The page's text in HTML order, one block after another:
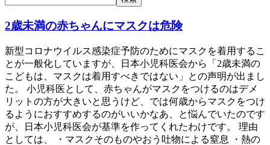
2歳未満の赤ちゃんにマスクは危険
新型コロナウイルス感染症予防のためにマスクを着用するこ
とが一般化していますが、日本小児科医会から「2歳未満の
こどもは、マスクは着用すべきではない」との声明が出まし
た。 小児科医として、赤ちゃんがマスクをつけるのはデメ
リットの方が大きいと思うけど、では何歳からマスクをつけ
るようにおすすめするのがいいかなあ、と悩んでいたのです
が、日本小児科医会が基準を作ってくれたわけです。 理由
としては、 ・マスクそのものやおう吐物による窒息 ・熱の